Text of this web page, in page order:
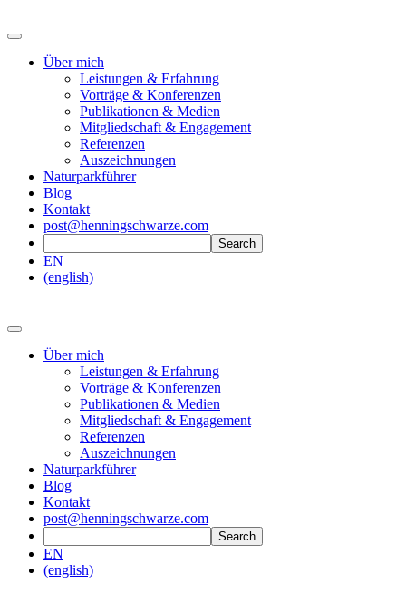
Über mich
Leistungen & Erfahrung
Vorträge & Konferenzen
Publikationen & Medien
Mitgliedschaft & Engagement
Referenzen
Auszeichnungen
Naturparkführer
Blog
Kontakt
post@henningschwarze.com
EN
(english)
Über mich
Leistungen & Erfahrung
Vorträge & Konferenzen
Publikationen & Medien
Mitgliedschaft & Engagement
Referenzen
Auszeichnungen
Naturparkführer
Blog
Kontakt
post@henningschwarze.com
EN
(english)